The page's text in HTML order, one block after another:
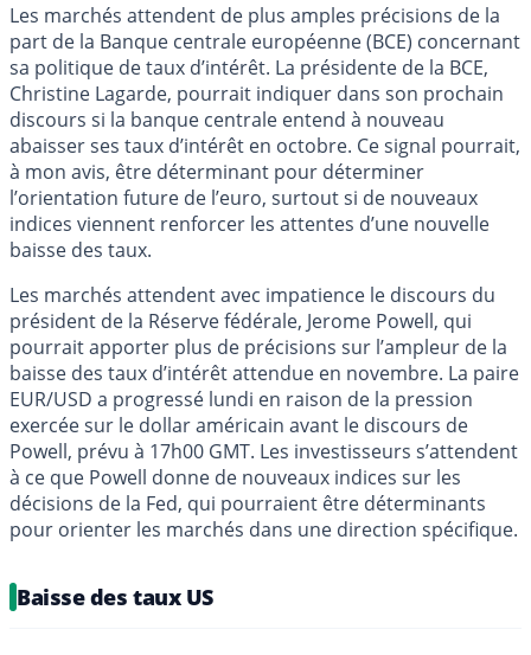
Les marchés attendent de plus amples précisions de la
part de la Banque centrale européenne (BCE) concernant
sa politique de taux d’intérêt. La présidente de la BCE,
Christine Lagarde, pourrait indiquer dans son prochain
discours si la banque centrale entend à nouveau
abaisser ses taux d’intérêt en octobre. Ce signal pourrait,
à mon avis, être déterminant pour déterminer
l’orientation future de l’euro, surtout si de nouveaux
indices viennent renforcer les attentes d’une nouvelle
baisse des taux.
Les marchés attendent avec impatience le discours du
président de la Réserve fédérale, Jerome Powell, qui
pourrait apporter plus de précisions sur l’ampleur de la
baisse des taux d’intérêt attendue en novembre. La paire
EUR/USD a progressé lundi en raison de la pression
exercée sur le dollar américain avant le discours de
Powell, prévu à 17h00 GMT. Les investisseurs s’attendent
à ce que Powell donne de nouveaux indices sur les
décisions de la Fed, qui pourraient être déterminants
pour orienter les marchés dans une direction spécifique.
Baisse des taux US